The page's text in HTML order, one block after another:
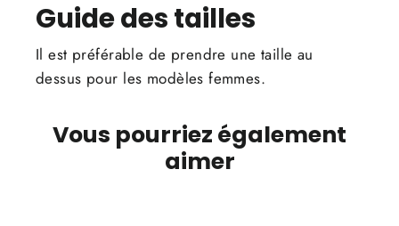
Guide des tailles
Il est préférable de prendre une taille au
dessus pour les modèles femmes.
Vous pourriez également
aimer